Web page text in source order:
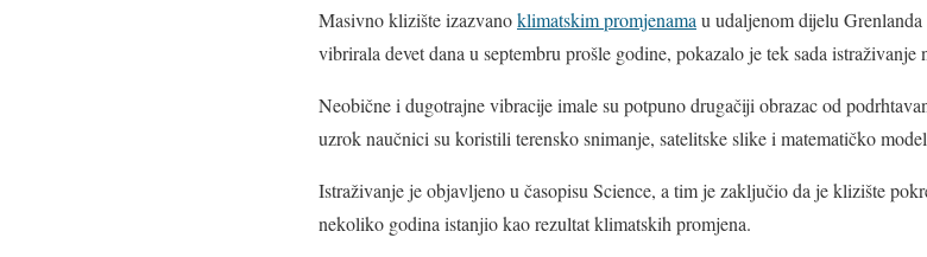
Masivno klizište izazvanoklimatskim promjenama u udaljenom dijelu
vibrirala devet dana u septembru prošle godine, pokazalo je tek sada istraživanje
Neobične i dugotrajne vibracije imale su potpuno drugačiji obrazac od
uzrok naučnici su koristili terensko snimanje, satelitske slike i matematičko
Istraživanje je objavljeno u časopisu Science, a tim je zaključio da je klizište
nekoliko godina istanjio kao rezultat klimatskih promjena.